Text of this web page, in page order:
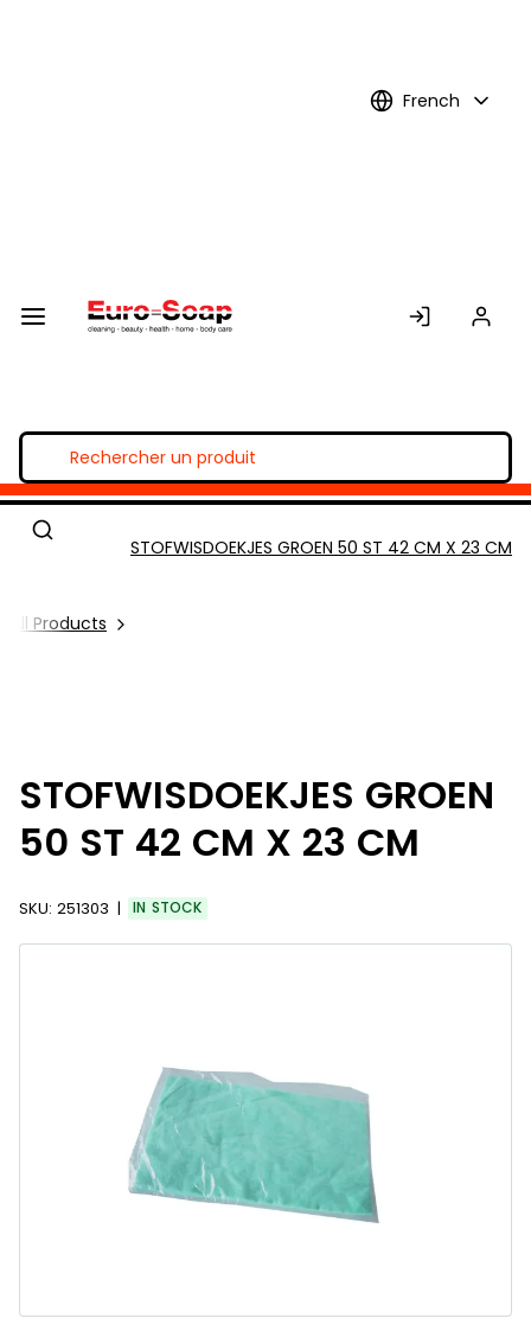
French
All Products
STOFWISDOEKJES GROEN 50 ST 42 CM X 23 CM
STOFWISDOEKJES GROEN
50 ST 42 CM X 23 CM
SKU: 251303 IN STOCK